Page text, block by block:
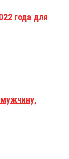
года для